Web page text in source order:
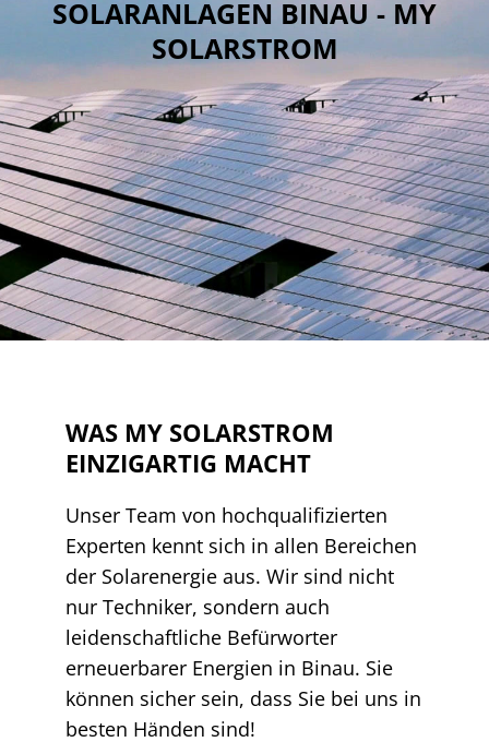
SOLARANLAGEN BINAU - MY
SOLARSTROM
WAS MY SOLARSTROM
EINZIGARTIG MACHT
Unser Team von hochqualifizierten
Experten kennt sich in allen Bereichen
der Solarenergie aus. Wir sind nicht
nur Techniker, sondern auch
leidenschaftliche Befürworter
erneuerbarer Energien in Binau. Sie
können sicher sein, dass Sie bei uns in
besten Händen sind!